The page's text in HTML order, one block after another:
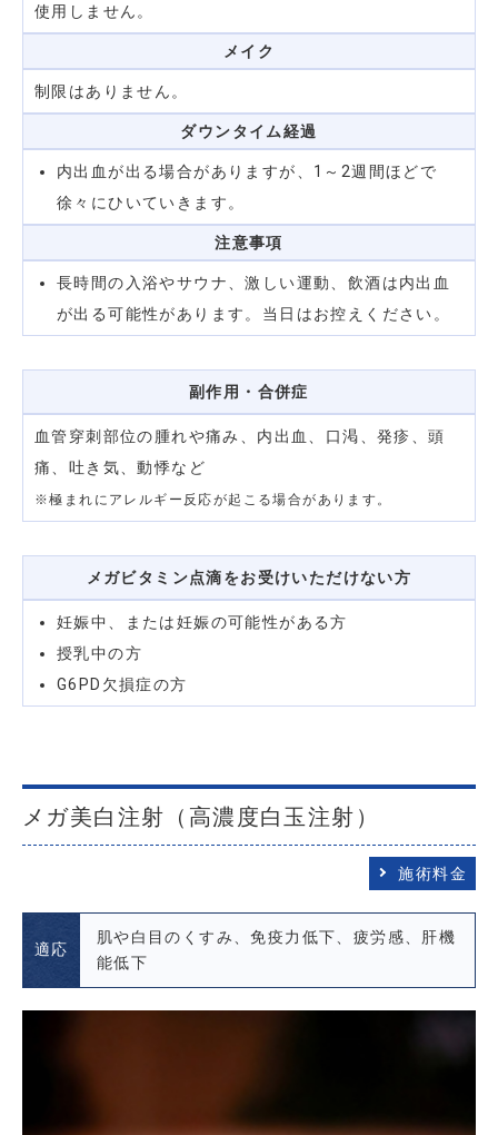
使用しません。
メイク
制限はありません。
ダウンタイム経過
内出血が出る場合がありますが、1～2週間ほどで
徐々にひいていきます。
注意事項
長時間の入浴やサウナ、激しい運動、飲酒は内出血
が出る可能性があります。当日はお控えください。
副作用・合併症
血管穿刺部位の腫れや痛み、内出血、口渇、発疹、頭
痛、吐き気、動悸など
※極まれにアレルギー反応が起こる場合があります。
メガビタミン点滴をお受けいただけない方
妊娠中、または妊娠の可能性がある方
授乳中の方
G6PD欠損症の方
メガ美白注射（高濃度白玉注射）
施術料金
適応
肌や白目のくすみ、免疫力低下、疲労感、肝機
能低下